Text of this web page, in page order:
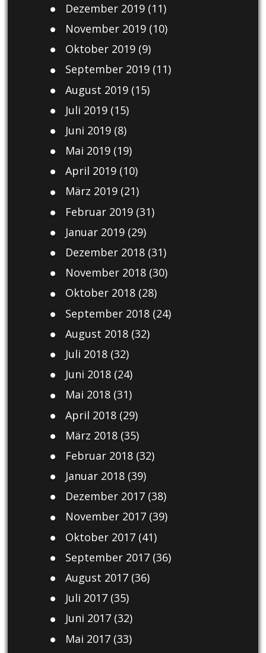
Dezember 2019(11)
November 2019(10)
Oktober 2019(9)
September 2019(11)
August 2019(15)
Juli 2019(15)
Juni 2019(8)
Mai 2019(19)
April 2019(10)
März 2019(21)
Februar 2019(31)
Januar 2019(29)
Dezember 2018(31)
November 2018(30)
Oktober 2018(28)
September 2018(24)
August 2018(32)
Juli 2018(32)
Juni 2018(24)
Mai 2018(31)
April 2018(29)
März 2018(35)
Februar 2018(32)
Januar 2018(39)
Dezember 2017(38)
November 2017(39)
Oktober 2017(41)
September 2017(36)
August 2017(36)
Juli 2017(35)
Juni 2017(32)
Mai 2017(33)